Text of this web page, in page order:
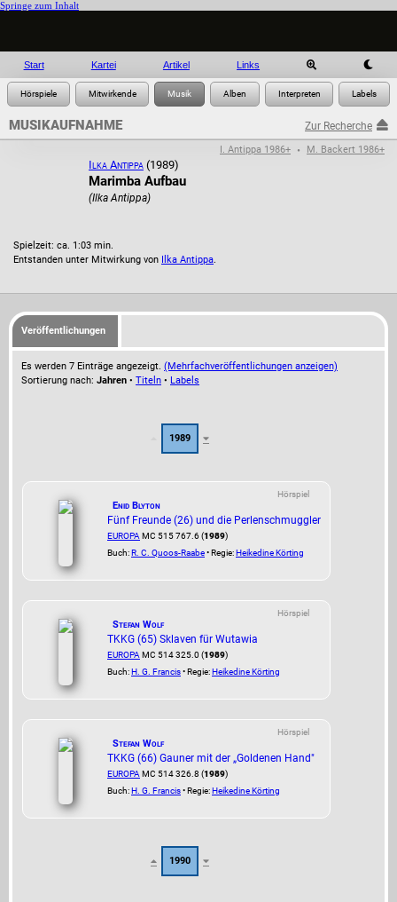
Springe zum Inhalt
Start Kartei Artikel Links
MUSIKAUFNAHME Zur Recherche
I. Antippa 1986+ • M. Backert 1986+
Ilka Antippa (1989)
Marimba Aufbau
(Ilka Antippa)
Spielzeit: ca. 1:03 min.
Entstanden unter Mitwirkung von Ilka Antippa
Veröffentlichungen
Es werden 7 Einträge angezeigt. (Mehrfachveröffentlichungen anzeigen)
Sortierung nach: Jahren • Titeln • Labels
1989
Hörspiel
Enid Blyton
Fünf Freunde (26) und die Perlenschmuggler
EUROPA MC 515 767.6 (1989)
Buch:R. C. Quoos-Raabe• Regie:Heikedine Körting
Hörspiel
Stefan Wolf
TKKG (65) Sklaven für Wutawia
EUROPA MC 514 325.0 (1989)
Buch:H. G. Francis• Regie:Heikedine Körting
Hörspiel
Stefan Wolf
TKKG (66) Gauner mit der „Goldenen Hand"
EUROPA MC 514 326.8 (1989)
Buch:H. G. Francis• Regie:Heikedine Körting
1990